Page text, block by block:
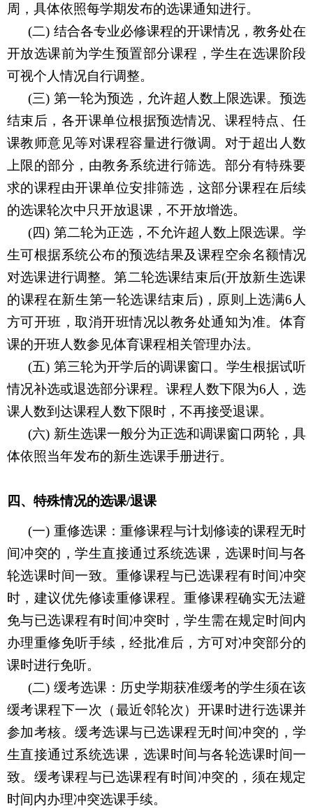
周，具体依照每学期发布的选课通知进行。
(二) 结合各专业必修课程的开课情况，教务处在
开放选课前为学生预置部分课程，学生在选课阶段
可视个人情况自行调整。
(三) 第一轮为预选，允许超人数上限选课。预选
结束后，各开课单位根据预选情况、课程特点、任
课教师意见等对课程容量进行微调。对于超出人数
上限的部分，由教务系统进行筛选。部分有特殊要
求的课程由开课单位安排筛选，这部分课程在后续
的选课轮次中只开放退课，不开放增选。
(四) 第二轮为正选，不允许超人数上限选课。学
生可根据系统公布的预选结果及课程空余名额情况
对选课进行调整。第二轮选课结束后(开放新生选课
的课程在新生第一轮选课结束后) ，原则上选满6 人
方可开班，取消开班情况以教务处通知为准。体育
课的开班人数参见体育课程相关管理办法。
(五) 第三轮为开学后的调课窗口。学生根据试听
情况补选或退选部分课程。课程人数下限为6 人，选
课人数到达课程人数下限时，不再接受退课。
(六) 新生选课一般分为正选和调课窗口两轮，具
体依照当年发布的新生选课手册进行。
四、特殊情况的选课/退课
(一) 重修选课：重修课程与计划修读的课程无时
间冲突的，学生直接通过系统选课，选课时间与各
轮选课时间一致。重修课程与已选课程有时间冲突
时，建议优先修读重修课程。重修课程确实无法避
免与已选课程有时间冲突时，学生需在规定时间内
办理重修免听手续，经批准后，方可对冲突部分的
课时进行免听。
(二) 缓考选课：历史学期获准缓考的学生须在该
缓考课程下一次（最近邻轮次）开课时进行选课并
参加考核。缓考选课与已选课程无时间冲突的，学
生直接通过系统选课，选课时间与各轮选课时间一
致。缓考课程与已选课程有时间冲突的，须在规定
时间内办理冲突选课手续。